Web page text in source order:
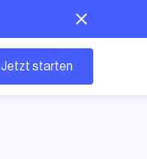
Jetzt starten